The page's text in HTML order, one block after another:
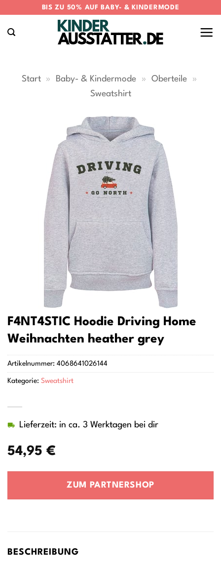
springen
BIS ZU 50% AUF BABY- & KINDERMODE
Start » Baby- & Kindermode » Oberteile
»
Sweatshirt
F4NT4STIC Hoodie Driving Home
Weihnachten heather grey
54,95 €
Lieferzeit: in ca. 3 Werktagen bei dir
ZUM PARTNERSHOP
Artikelnummer: 4068641026144
Kategorie: Sweatshirt
BESCHREIBUNG